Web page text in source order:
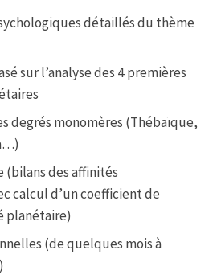
détaillés du thème
sur l’analyse des 4 premières
degrés monomères (Thébaïque,
(bilans des affinités
calcul d’un coefficient de
planétaire)
(de quelques mois à